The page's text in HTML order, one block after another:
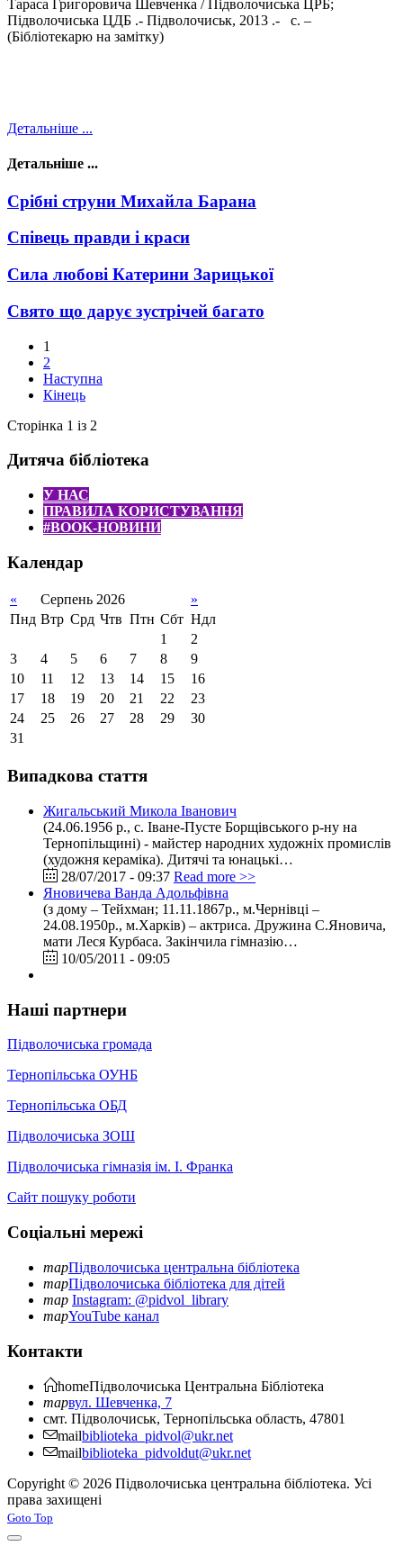
Тараса Григоровича Шевченка / Підволочиська ЦРБ;
Підволочиська ЦДБ .- Підволочиськ, 2013 .- с. –
(Бібліотекарю на замітку)
Детальніше ...
Детальніше ...
Срібні струни Михайла Барана
Співець правди і краси
Сила любові Катерини Зарицької
Свято що дарує зустрічей багато
1
2
Наступна
Кінець
Сторінка 1 із 2
Дитяча бібліотека
У НАС
ПРАВИЛА КОРИСТУВАННЯ
#BOOK-НОВИНИ
Календар
« Серпень 2026
»
Пнд Втр Срд Чтв Птн Сбт Ндл
1
2
3
4 5 6 7 8
9
10
11 12 13 14 15
16
17
18 19 20 21 22
23
24
25 26 27 28 29
30
31
Випадкова стаття
Жигальський Микола Іванович
(24.06.1956 р., с. Іване-Пусте Борщівського р-ну на
Тернопільщині) - майстер народних художніх промислів
(художня кераміка). Дитячі та юнацькі…
28/07/2017 - 09:37 Read more >>
Яновичева Ванда Адольфівна
(з дому – Тейхман; 11.11.1867р., м.Чернівці –
24.08.1950р., м.Харків) – актриса. Дружина С.Яновича,
мати Леся Курбаса. Закінчила гімназію…
10/05/2011 - 09:05
Наші партнери
Підволочиська громада
Тернопільська ОУНБ
Тернопільська ОБД
Підволочиська ЗОШ
Підволочиська гімназія ім. І. Франка
Сайт пошуку роботи
Соціальні мережі
mapПідволочиська центральна бібліотека
mapПідволочиська бібліотека для дітей
map Instagram: @pidvol_library
mapYouTube канал
Контакти
homeПідволочиська Центральна Бібліотека
mapвул. Шевченка, 7
смт. Підволочиськ, Тернопільська область, 47801
mailbiblioteka_pidvol@ukr.net
mailbiblioteka_pidvoldut@ukr.net
Copyright © 2026 Підволочиська центральна бібліотека. Усі
права захищені
Joomla! 3 Templates
Goto Top